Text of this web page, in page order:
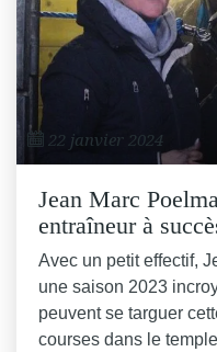
22 janvier 2024
Jean Marc
entraîneur à
Avec un petit effectif,
une saison 2023
peuvent se targuer
courses dans le